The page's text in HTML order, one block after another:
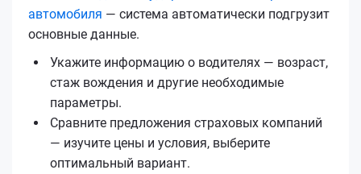
автомобиля — система автоматически подгрузит
основные данные.
Укажите информацию о водителях — возраст,
стаж вождения и другие необходимые
параметры.
Сравните предложения страховых компаний
— изучите цены и условия, выберите
оптимальный вариант.